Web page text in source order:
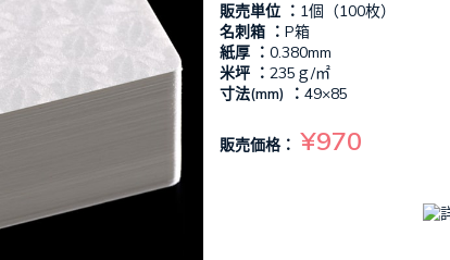
販売単位 ： 1個（100枚）
名刺箱 ： P箱
紙厚 ： 0.380mm
米坪 ： 235ｇ/㎡
寸法(mm) ： 49×85
販売価格： ¥970